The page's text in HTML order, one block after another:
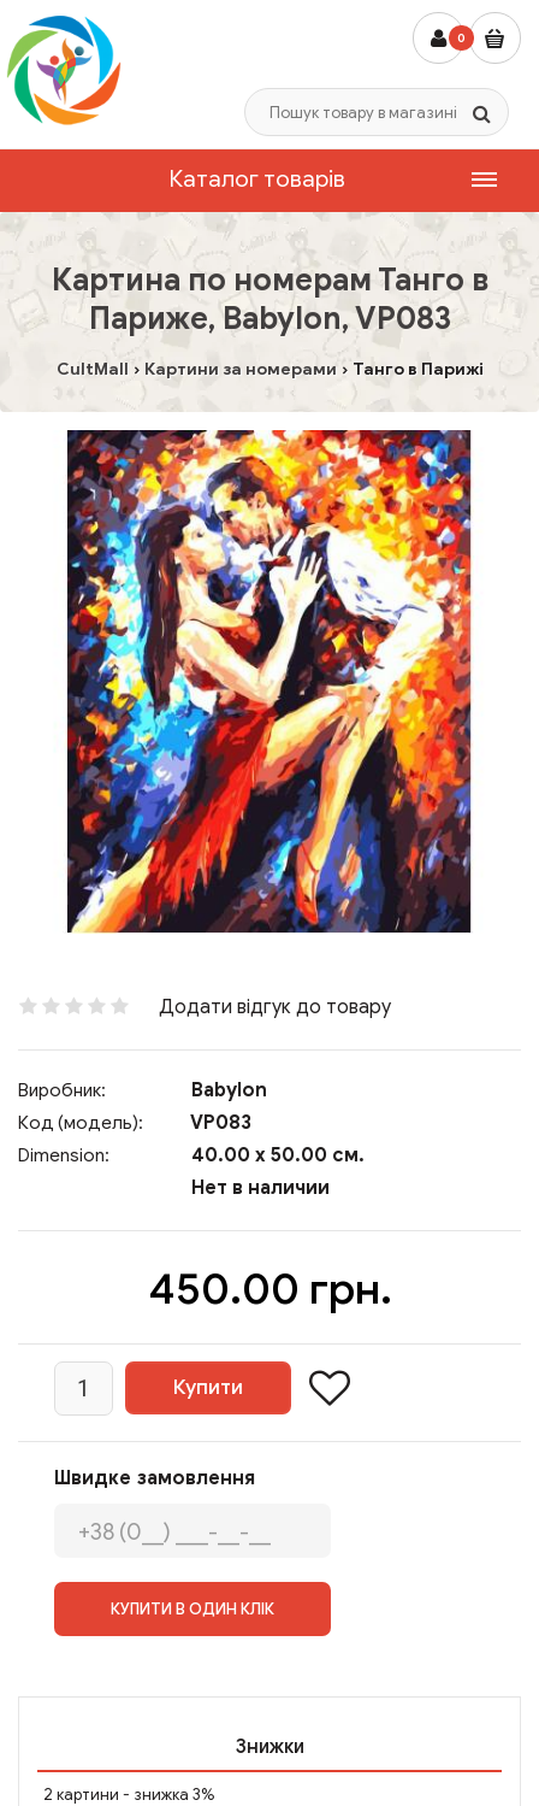
0
Каталог товарів
Картина по номерам Танго в
Париже, Babylon, VP083
CultMall Картини за номерами Танго в Парижі
Додати відгук до товару
Виробник: Babylon
Код (модель): VP083
Dimension:
40.00 x 50.00 см.
Нет в наличии
450.00 грн.
Швидке замовлення
КУПИТИ В ОДИН КЛІК
Знижки
2 картини - знижка 3%